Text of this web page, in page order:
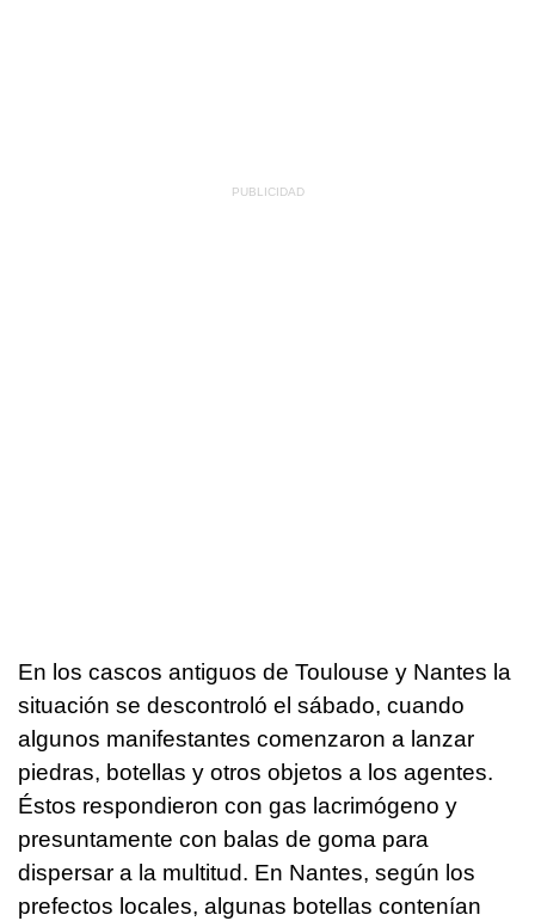
En los cascos antiguos de Toulouse y Nantes la
situación se descontroló el sábado, cuando
algunos manifestantes comenzaron a lanzar
piedras, botellas y otros objetos a los agentes.
Éstos respondieron con gas lacrimógeno y
presuntamente con balas de goma para
dispersar a la multitud. En Nantes, según los
prefectos locales, algunas botellas contenían